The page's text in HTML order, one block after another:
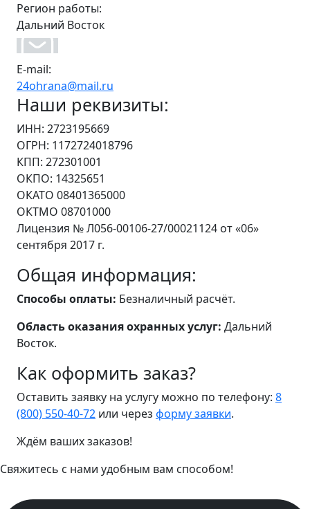
Регион работы:
Дальний Восток
E-mail:
24ohrana@mail.ru
Наши реквизиты:
ИНН: 2723195669
ОГРН: 1172724018796
КПП: 272301001
ОКПО: 14325651
ОКАТО 08401365000
ОКТМО 08701000
Лицензия № Л056-00106-27/00021124 от «06»
сентября 2017 г.
Общая информация:
Способы оплаты: Безналичный расчёт.
Область оказания охранных услуг: Дальний
Восток.
Как оформить заказ?
Оставить заявку на услугу можно по телефону: 8
(800) 550-40-72 или через форму заявки.
Ждём ваших заказов!
Свяжитесь с нами удобным вам способом!